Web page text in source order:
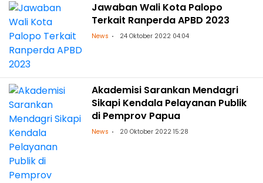
Jawaban Wali Kota Palopo
Terkait Ranperda APBD 2023
News 24 Oktober 2022 04:04
Akademisi Sarankan Mendagri
Sikapi Kendala Pelayanan Publik
di Pemprov Papua
News 20 Oktober 2022 15:28